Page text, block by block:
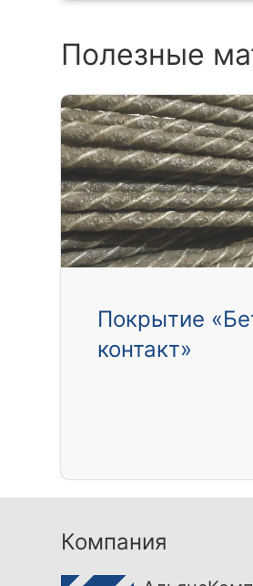
Полезные
Покрытие
контакт»
Компания